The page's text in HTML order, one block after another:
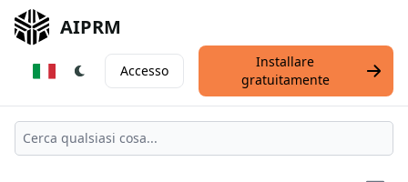
AIPRM
Accesso
Installare
gratuitamente